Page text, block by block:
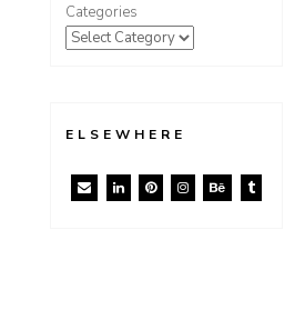
Categories
ELSEWHERE